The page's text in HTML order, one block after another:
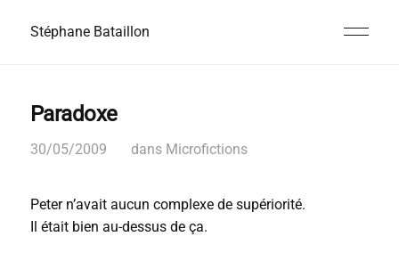
Stéphane Bataillon
Paradoxe
30/05/2009 dans Microfictions
Peter n’avait aucun complexe de supériorité.
Il était bien au-dessus de ça.